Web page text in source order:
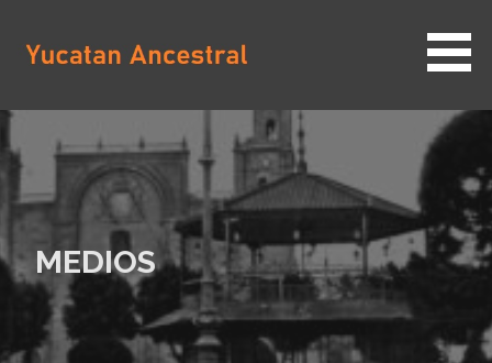
contenido
YUCATAN ANCESTRAL
MEDIOS